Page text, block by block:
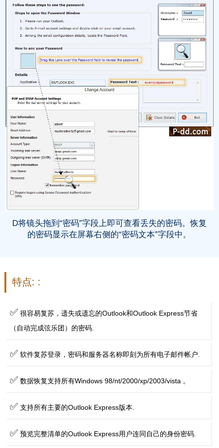
D将镜头拖到“密码”字段上即可查看丢失的密码。恢复
的密码显示在屏幕右侧的“密码文本”字段中。
特点: :
✅ 很容易复苏，遗失或遗忘的Outlook和Outlook Express节省
（自动完成弦乐团）的密码.
✅ 软件复苏登录，密码和服务器名称即刻为所有电子邮件帐户.
✅ 数据恢复支持所有Windows 98/nt/2000/xp/2003/vista 。
✅ 支持所有主要的Outlook Express版本.
✅ 预览完整清单的Outlook Express用户连同自己的身份密码.